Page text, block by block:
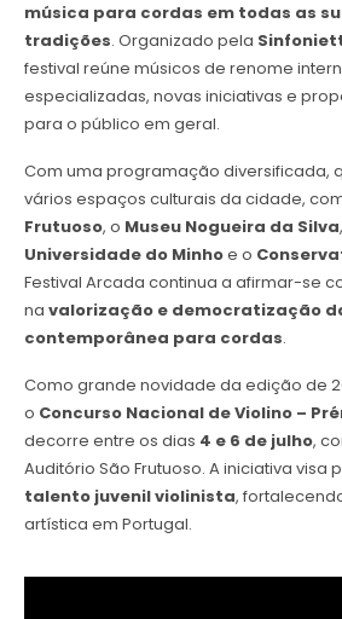
música para cordas em todas as
tradições. Organizado pela
festival reúne músicos de renome
especializadas, novas iniciativas e
para o público em geral.
Com uma programação diversificada,
vários espaços culturais da cidade,
Frutuoso, o Museu Nogueira da Silva
Universidade do Minhoe o
Festival Arcada continua a afirmar-se
na valorização e democratização
contemporânea para cordas.
Como grande novidade da edição de
o Concurso Nacional de Violino –
decorre entre os dias 4 e 6 de julho,
Auditório São Frutuoso. A iniciativa visa
talento juvenil violinista,
artística em Portugal.